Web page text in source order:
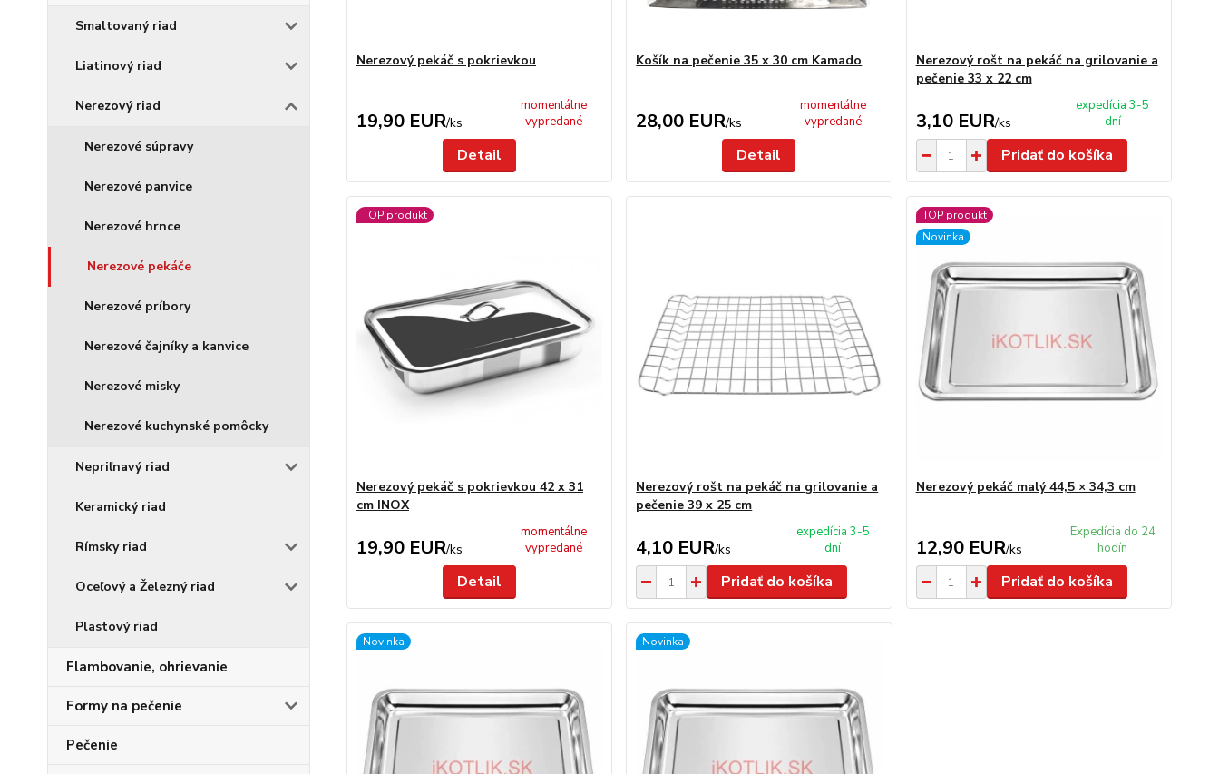
Smaltovaný riad
Liatinový riad
Nerezový riad
Nerezové súpravy
Nerezové panvice
Nerezové hrnce
Nerezové pekáče
Nerezové príbory
Nerezové čajníky a kanvice
Nerezové misky
Nerezové kuchynské pomôcky
Nepriľnavý riad
Keramický riad
Rímsky riad
Oceľový a Železný riad
Plastový riad
Flambovanie, ohrievanie
Formy na pečenie
Pečenie
Nerezový pekáč s pokrievkou
19,90 EUR/ks
momentálne
vypredané
Detail
Košík na pečenie 35 x 30 cm Kamado
28,00 EUR/ks
momentálne
vypredané
Detail
Nerezový rošt na pekáč na grilovanie a
pečenie 33 x 22 cm
3,10 EUR/ks
expedícia 3-5
dní
Pridať do košíka
TOP produkt
Nerezový pekáč s pokrievkou 42 x 31
cm INOX
19,90 EUR/ks
momentálne
vypredané
Detail
Nerezový rošt na pekáč na grilovanie a
pečenie 39 x 25 cm
4,10 EUR/ks
expedícia 3-5
dní
Pridať do košíka
TOP produkt
Novinka
Nerezový pekáč malý 44,5 × 34,3 cm
12,90 EUR/ks
Expedícia do 24
hodín
Pridať do košíka
Novinka Novinka